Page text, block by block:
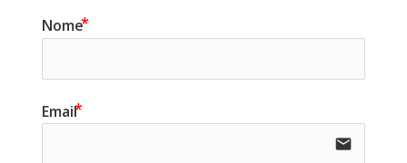
Nome
Email
email